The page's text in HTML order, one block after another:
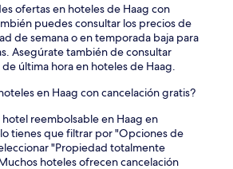
ofertas en hoteles de Haag con
puedes consultar los precios de
de semana o en temporada baja para
Asegúrate también de consultar
última hora en hoteles de Haag.
en Haag con cancelación gratis?
hotel reembolsable en Haag en
tienes que filtrar por "Opciones de
"Propiedad totalmente
hoteles ofrecen cancelación